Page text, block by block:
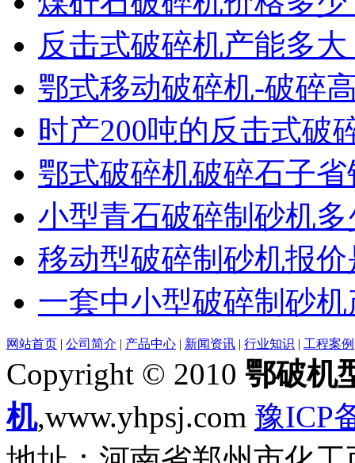
反击式破碎机产能多大
鄂式移动破碎机-破碎
时产200吨的反击式破
鄂式破碎机破碎石子
小型青石破碎制砂机
移动型破碎制砂机报
一套中小型破碎制砂
网站首页 | 公司简介 | 产品中心 | 新闻资讯 | 行业知识 | 工程案例
Copyright © 2010 鄂破机
机,www.yhpsj.com 豫ICP